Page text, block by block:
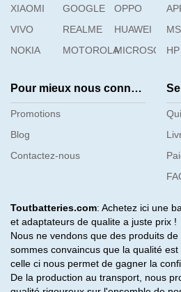
XIAOMI GOOGLE
OPPO
VIVO
REALME
HUAWEI
NOKIA
MOTOROLAMICROSOFTHP
Pour mieux nous connaître
Promotions
Blog
Contactez-nous
Toutbatteries.com: Achetez ici une
et adaptateurs de qualite a juste prix !
Nous ne vendons que des produits
sommes convaincus que la qualité
celle ci nous permet de gagner la
De la production au transport, nous